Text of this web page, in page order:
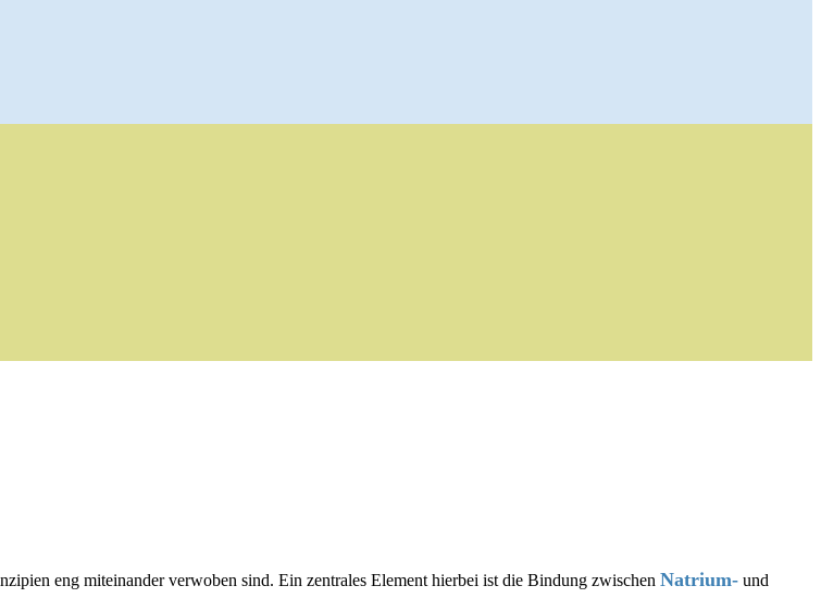
eng miteinander verwoben sind. Ein zentrales Element hierbei ist die Bindung zwischen Natrium- und